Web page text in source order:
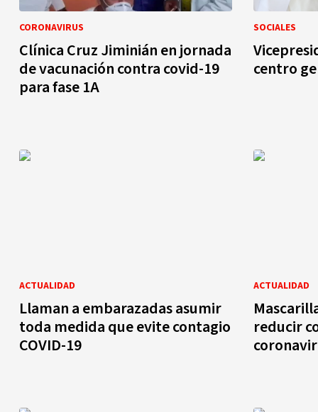
CORONAVIRUS
Clínica Cruz Jiminián en jornada
de vacunación contra covid-19
para fase 1A
SOCIALES
centro
ACTUALIDAD
Llaman a embarazadas asumir
toda medida que evite contagio
COVID-19
ACTUALIDAD
reducir